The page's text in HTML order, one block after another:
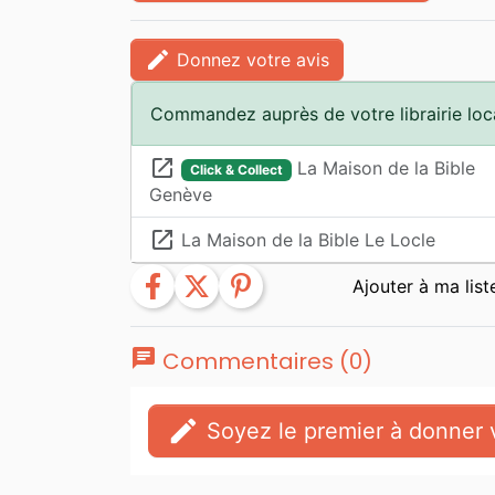
edit Donnez votre avis
Commandez auprès de votre librairie
launch Click & Collect La Maison de la Bible
Genève
launch La Maison de la Bible Le Locle
facebook twitter pinterest
chat Commentaires (0)
edit Soyez le premier à donner